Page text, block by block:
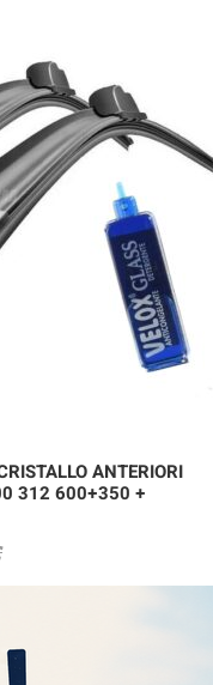
ANTERIORI
312 600+350 +